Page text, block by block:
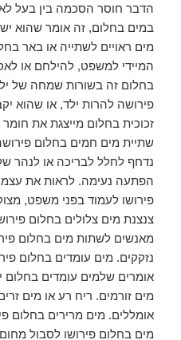
הדבר חוסר הסכמה בין בעל
במים בחלום, זה אומר שהוא
מים ראויים לשתייה או באר
המיידי למשפט, להילחם או
בחלום זה בשורות שמחה של
פירושה להרות ילד, או שהוא
זכוכית בחלום מייצגת את
שתיית מים חמים בחלום
נדחף לחלל לבריכה או לנהר
הפתעה נעימה. לראות את
פירושו לעמוד בפני משפט,
צנצנת מים צלולים בחלום
מאנשים לשתות מים בחלום
נזקקים. מים עומדים בחלום
אומרים שלמים עומדים
מים זורמים. ריח רע או מים
אומללים. מים מרירים בחלום
מים בחלום פירושו לסבול